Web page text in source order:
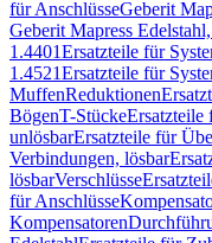
für AnschlüsseGeberit
Geberit Mapress
1.4401Ersatzteile für
1.4521Ersatzteile für
MuffenReduktionen
BögenT-StückeErsatzteile
unlösbarErsatzteile für
Verbindungen, lösbar
lösbarVerschlüsse
für Anschlüsse
Kompensatoren